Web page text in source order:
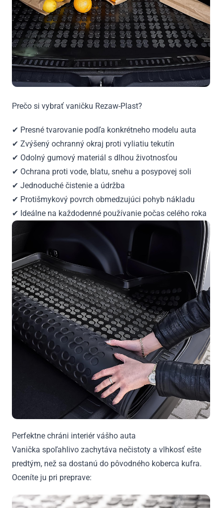
Prečo si vybrať vaničku Rezaw-Plast?
✔ Presné tvarovanie podľa konkrétneho modelu auta
✔ Zvýšený ochranný okraj proti vyliatiu tekutín
✔ Odolný gumový materiál s dlhou životnosťou
✔ Ochrana proti vode, blatu, snehu a posypovej soli
✔ Jednoduché čistenie a údržba
✔ Protišmykový povrch obmedzujúci pohyb nákladu
✔ Ideálne na každodenné používanie počas celého roka
Perfektne chráni interiér vášho auta
Vanička spoľahlivo zachytáva nečistoty a vlhkosť ešte
predtým, než sa dostanú do pôvodného koberca kufra.
Oceníte ju pri preprave: